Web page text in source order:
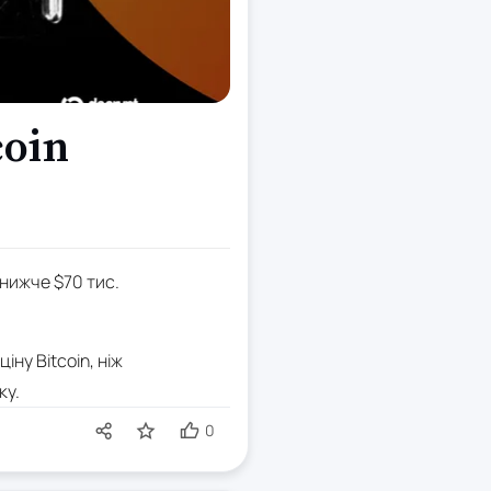
$70 тис.
Bitcoin, ніж
0